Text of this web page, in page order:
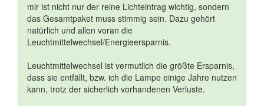
mir ist nicht nur der reine Lichteintrag wichtig, sondern
das Gesamtpaket muss stimmig sein. Dazu gehört
natürlich und allen voran die
Leuchtmittelwechsel/Energieersparnis.
Leuchtmittelwechsel ist vermutlich die größte Ersparnis,
dass sie entfällt, bzw. ich die Lampe einige Jahre nutzen
kann, trotz der sicherlich vorhandenen Verluste.